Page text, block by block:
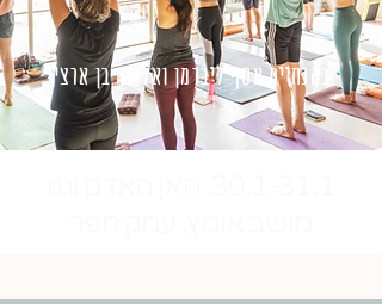
בהנחיית אסף ליברמן ואלונה בן ארצי